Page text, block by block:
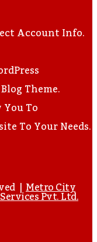
Account Info.
Theme.
To
To Your Needs.
|Metro City
Pvt. Ltd.